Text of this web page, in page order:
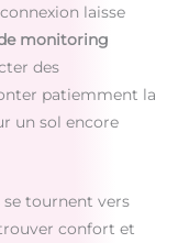
laisse
monitoring
des
patiemment la
un sol encore
se tournent vers
confort et